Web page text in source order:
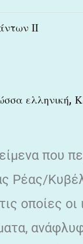
ΙΙ
ελληνική,
που
Ρέας/
οποίες